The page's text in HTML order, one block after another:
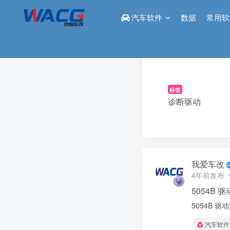
汽车软件 数据 常用
标签
诊断驱动
我爱车改
4年前发布
5054B 驱
5054B 驱
汽车软件